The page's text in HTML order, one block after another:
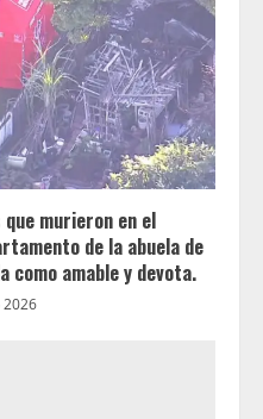
murieron en el
de la abuela de
como amable y devota.
2026